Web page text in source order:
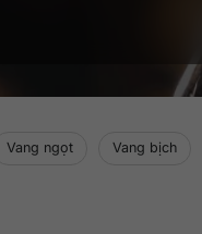
Vang ngọt Vang bịch